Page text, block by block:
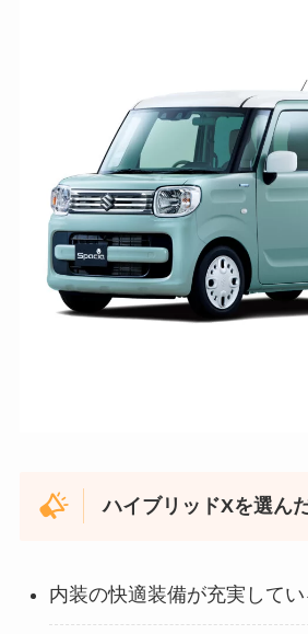
ハイブリッドXを選ん
内装の快適装備が充実してい